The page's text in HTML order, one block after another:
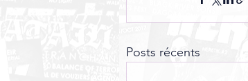
Posts récents